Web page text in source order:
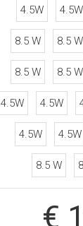
4.5W 4.5W
8.5 W 8.5 W
8.5 W 8.5 W
4.5W 4.5W
4.5W 4.5W
8.5 W
€